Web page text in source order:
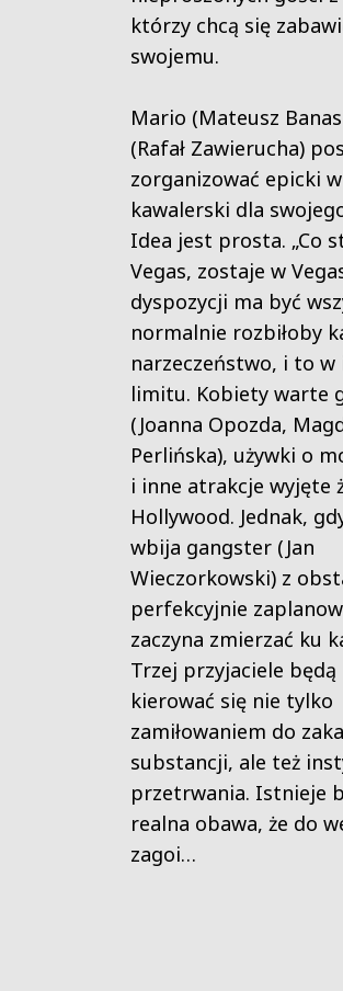
którzy chcą się
swojemu.
Mario (Mateusz
(Rafał Zawierucha)
zorganizować epicki
kawalerski dla
Idea jest prosta. „Co
Vegas, zostaje w
dyspozycji ma być
normalnie rozbiłoby
narzeczeństwo, i to w
limitu. Kobiety warte
(Joanna Opozda,
Perlińska), używki o
i inne atrakcje wyjęte
Hollywood. Jednak,
wbija gangster (Jan
Wieczorkowski) z
perfekcyjnie
zaczyna zmierzać ku
Trzej przyjaciele
kierować się nie tylko
zamiłowaniem do
substancji, ale też
przetrwania. Istnieje
realna obawa, że do
zagoi…